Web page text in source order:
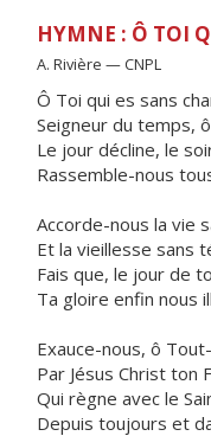
HYMNE : Ô TOI
A. Rivière — CNPL
Ô Toi qui es sans
Seigneur du temps,
Le jour décline, le
Rassemble-nous
Accorde-nous la vie
Et la vieillesse sans
Fais que, le jour de
Ta gloire enfin nous
Exauce-nous, ô
Par Jésus Christ ton
Qui règne avec le
Depuis toujours et